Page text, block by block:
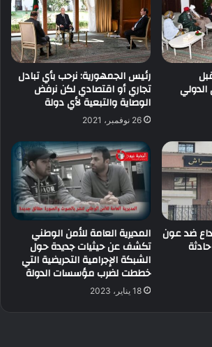
رئيس الجمهورية: نرحب بأي تبادل
تجاري أو اقتصادي لكن نرفض
الوصاية والتبعية لأي دولة
26 نوفمبر، 2021
ضد عون المديرية العامة للأمن الوطني
تكشف عن حيثيات جديدة حول
الشبكة الإجرامية التحريضية التي
خططت لضرب مؤسسات الدولة
18 يناير، 2023